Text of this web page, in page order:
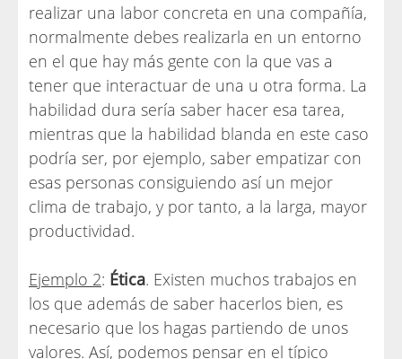
realizar una labor concreta en una compañía,
normalmente debes realizarla en un entorno
en el que hay más gente con la que vas a
tener que interactuar de una u otra forma. La
habilidad dura sería saber hacer esa tarea,
mientras que la habilidad blanda en este caso
podría ser, por ejemplo, saber empatizar con
esas personas consiguiendo así un mejor
clima de trabajo, y por tanto, a la larga, mayor
productividad.
Ejemplo 2: Ética. Existen muchos trabajos en
los que además de saber hacerlos bien, es
necesario que los hagas partiendo de unos
valores. Así, podemos pensar en el típico